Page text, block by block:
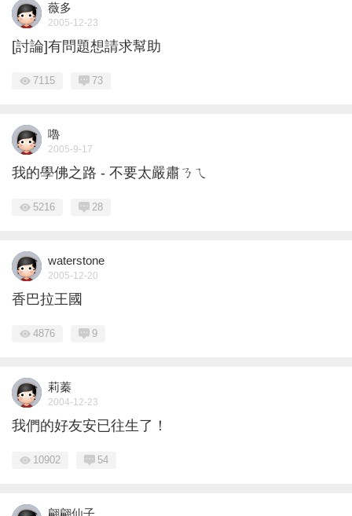
薇多
2005-12-23
[討論]有問題想請求幫助
7115 73
嚕
2005-9-17
我的學佛之路 - 不要太嚴肅ㄋㄟ
5216 28
waterstone
2005-12-20
香巴拉王國
4876 9
莉蓁
2004-12-23
我們的好友安已往生了！
10902 54
翩翩仙子